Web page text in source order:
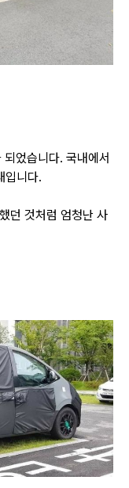
었습니다. 국내에서
입니다.
던 것처럼 엄청난 사